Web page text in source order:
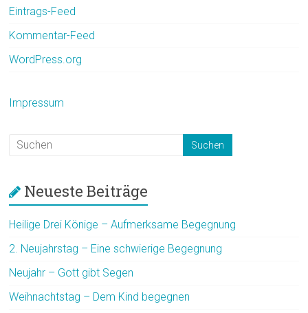
Eintrags-Feed
Kommentar-Feed
WordPress.org
Impressum
Neueste Beiträge
Heilige Drei Könige – Aufmerksame Begegnung
2. Neujahrstag – Eine schwierige Begegnung
Neujahr – Gott gibt Segen
Weihnachtstag – Dem Kind begegnen